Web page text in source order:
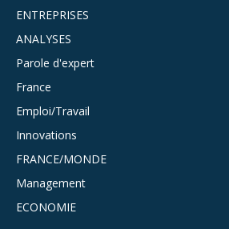
ENTREPRISES
ANALYSES
Parole d'expert
France
Emploi/Travail
Innovations
FRANCE/MONDE
Management
ECONOMIE